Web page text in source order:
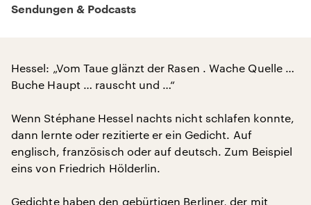
Sendungen & Podcasts
Hessel: „Vom Taue glänzt der Rasen . Wache Quelle …
Buche Haupt … rauscht und …“
Wenn Stéphane Hessel nachts nicht schlafen konnte,
dann lernte oder rezitierte er ein Gedicht. Auf
englisch, französisch oder auf deutsch. Zum Beispiel
eins von Friedrich Hölderlin.
Gedichte haben den gebürtigen Berliner, der mit